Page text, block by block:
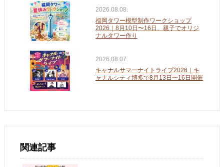
2026.08.08.
福岡タワー模型制作ワークショップ
2026｜8月10日〜16日、親子でオリジ
ナルタワー作り
2026.08.07.
キャナルサマーナイトライブ2026｜キ
ャナルシティ博多で8月13日〜16日開催
関連記事